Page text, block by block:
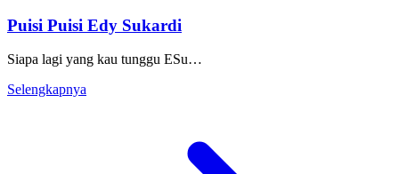
Puisi Puisi Edy Sukardi
Siapa lagi yang kau tunggu ESu…
Selengkapnya